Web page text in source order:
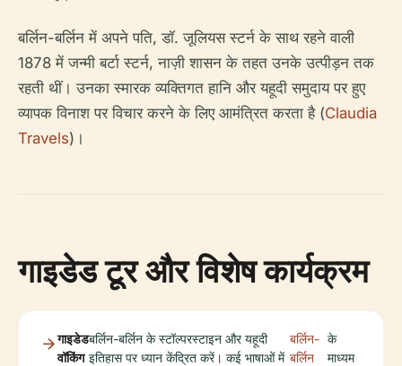
बर्लिन-बर्लिन में अपने पति, डॉ. जूलियस स्टर्न के साथ रहने वाली
1878 में जन्मी बर्टा स्टर्न, नाज़ी शासन के तहत उनके उत्पीड़न तक
रहती थीं। उनका स्मारक व्यक्तिगत हानि और यहूदी समुदाय पर हुए
व्यापक विनाश पर विचार करने के लिए आमंत्रित करता है (Claudia
Travels)।
गाइडेड टूर और विशेष कार्यक्रम
गाइडेड
वॉकिंग
बर्लिन-बर्लिन के स्टॉल्परस्टाइन और यहूदी
इतिहास पर ध्यान केंद्रित करें। कई भाषाओं में
बर्लिन-
बर्लिन
के
माध्यम